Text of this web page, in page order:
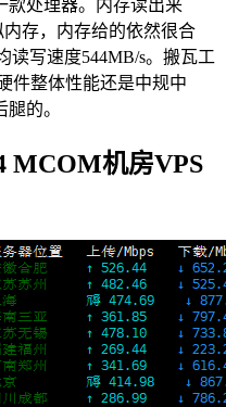
款处理器。内存读出来
内存，内存给的依然很合
读写速度544MB/s。搬瓦工
件整体性能还是中规中
的。
MCOM机房VPS